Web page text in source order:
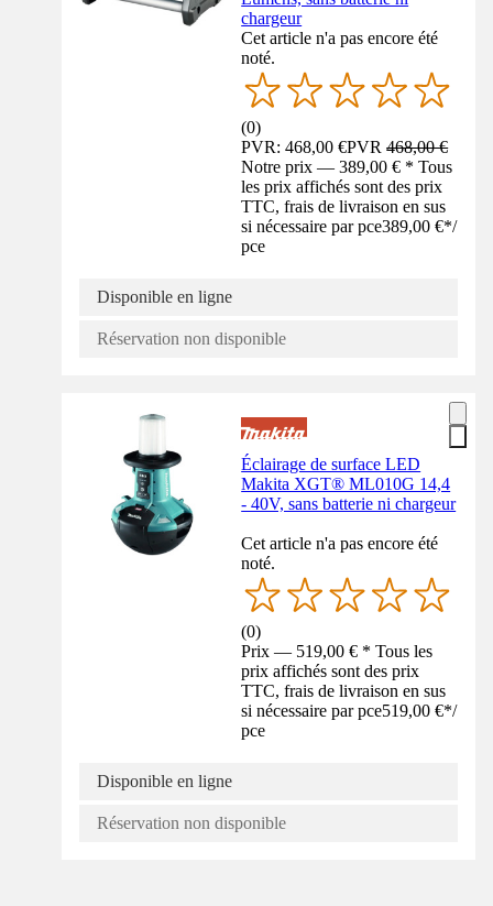
chargeur
Cet article n'a pas encore été
noté.
(0)
PVR: 468,00 €PVR468,00 €
Notre prix — 389,00 € * Tous
les prix affichés sont des prix
TTC, frais de livraison en sus
si nécessaire par pce389,00 €*/
pce
Disponible en ligne
Réservation non disponible
Éclairage de surface LED
Makita XGT® ML010G 14,4
- 40V, sans batterie ni chargeur
Cet article n'a pas encore été
noté.
(0)
Prix — 519,00 € * Tous les
prix affichés sont des prix
TTC, frais de livraison en sus
si nécessaire par pce519,00 €*/
pce
Disponible en ligne
Réservation non disponible